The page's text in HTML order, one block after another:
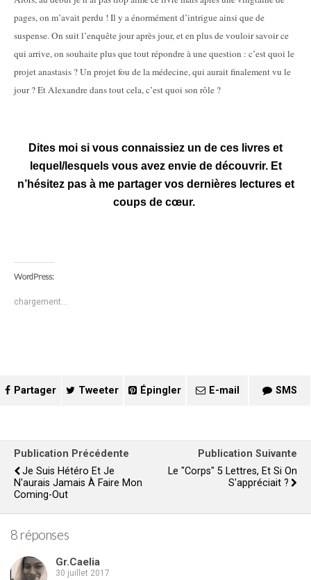
pages, on m’avait perdu ! Il y a énormément d’intrigue ainsi que de
suspense. On suit l’enquête jour après jour, et en plus de vouloir savoir ce
qui arrive, on souhaite plus que tout répondre à une question : c’est quoi le
projet anastasis ? Un projet fou de la médecine, qui aurait finalement vu le
jour ? Et Alexandre dans tout cela, c’est quoi son rôle ?
Dites moi si vous connaissiez un de ces livres et
lequel/lesquels vous avez envie de découvrir. Et
n’hésitez pas à me partager vos dernières lectures et
coups de cœur.
WordPress:
chargement…
Partager Tweeter Épingler E-mail SMS
Publication Précédente
Je Suis Hétéro Et Je
N'aurais Jamais À Faire Mon
Coming-Out
Publication Suivante
Le "corps" 5 Lettres, Et Si On
S'appréciait ?
8 réponses
Gr.Caelia
30 juillet 2017